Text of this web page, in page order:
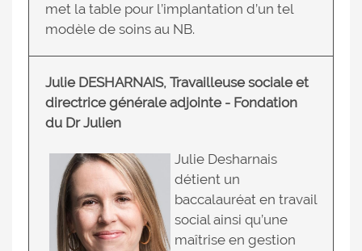
met la table pour l’implantation d’un tel
modèle de soins au NB.
Julie DESHARNAIS, Travailleuse sociale et
directrice générale adjointe - Fondation
du Dr Julien
Julie Desharnais
détient un
baccalauréat en travail
social ainsi qu’une
maîtrise en gestion